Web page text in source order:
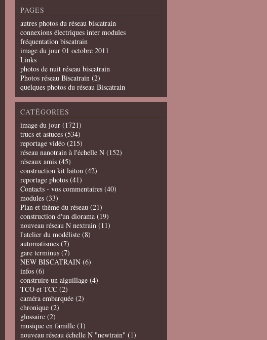
PAGES
autres photos du réseau biscatrain
connexions électriques inter modules
fréquentation biscatrain
image du jour 01 octobre 2011
Links
photos de nuit réseau biscatrain
Photos réseau Biscatrain (2)
quelques photos du réseau Biscatrain
CATÉGORIES
image du jour (1721)
trucs et astuces (534)
reportage vidéo (215)
réseau nanotrain à l'échelle N (152)
réseaux amis (45)
construction kit laiton (42)
reportage photos (41)
Contacts - vos commentaires (40)
modules (33)
Plan et thème du réseau (21)
construction d'un diorama (19)
nouveau réseau N nextrain (11)
l'atelier du modéliste (8)
automatismes (7)
gare terminus (7)
NEW BISCATRAIN (6)
infos (6)
construire un aiguillage (4)
TCO et TCC (2)
caméra embarquée (2)
chronique (2)
glossaire (2)
musique en famille (1)
nouveau réseau échelle N "newtrain" (1)